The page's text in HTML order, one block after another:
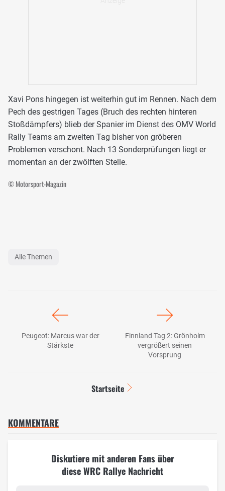
Xavi Pons hingegen ist weiterhin gut im Rennen. Nach dem
Pech des gestrigen Tages (Bruch des rechten hinteren
Stoßdämpfers) blieb der Spanier im Dienst des OMV World
Rally Teams am zweiten Tag bisher von gröberen
Problemen verschont. Nach 13 Sonderprüfungen liegt er
momentan an der zwölften Stelle.
© Motorsport-Magazin
Alle Themen
Peugeot: Marcus war der
Stärkste
Finnland Tag 2: Grönholm
vergrößert seinen
Vorsprung
Startseite
KOMMENTARE
Diskutiere mit anderen Fans über
diese WRC Rallye Nachricht